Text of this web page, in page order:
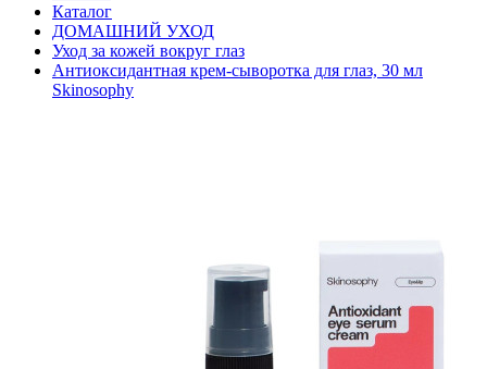
Каталог
ДОМАШНИЙ УХОД
Уход за кожей вокруг глаз
Антиоксидантная крем-сыворотка для глаз, 30 мл
Skinosophy